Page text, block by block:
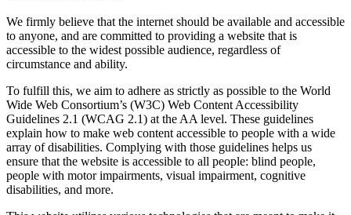
We firmly believe that the internet should be available and accessible
to anyone, and are committed to providing a website that is
accessible to the widest possible audience, regardless of
circumstance and ability.
To fulfill this, we aim to adhere as strictly as possible to the World
Wide Web Consortium’s (W3C) Web Content Accessibility
Guidelines 2.1 (WCAG 2.1) at the AA level. These guidelines
explain how to make web content accessible to people with a wide
array of disabilities. Complying with those guidelines helps us
ensure that the website is accessible to all people: blind people,
people with motor impairments, visual impairment, cognitive
disabilities, and more.